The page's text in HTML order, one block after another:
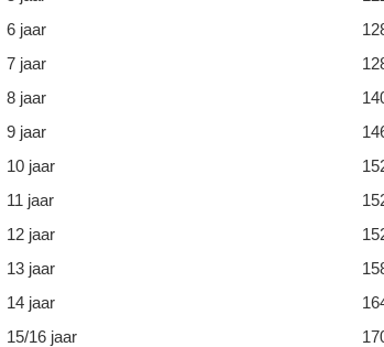
6 jaar
7 jaar
8 jaar
9 jaar
10 jaar
11 jaar
12 jaar
13 jaar
14 jaar
15/16 jaar